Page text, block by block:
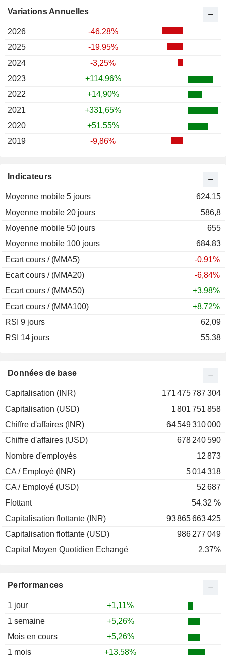
Performances
1 jour
+1,11%
1 semaine
+5,26%
Mois en cours
+5,26%
1 mois
+13,58%
Données de base
Capitalisation (INR)
171 475 787 304
Capitalisation (USD)
1 801 751 858
Chiffre d'affaires (INR)
64 549 310 000
Chiffre d'affaires (USD)
678 240 590
Nombre d'employés
12 873
CA / Employé (INR)
5 014 318
CA / Employé (USD)
52 687
Flottant
54.32 %
Capitalisation flottante (INR)
93 865 663 425
Capitalisation flottante (USD)
986 277 049
Capital Moyen Quotidien Echangé
2.37%
Indicateurs
Moyenne mobile 5 jours
624,15
Moyenne mobile 20 jours
586,8
Moyenne mobile 50 jours
655
Moyenne mobile 100 jours
684,83
Ecart cours / (MMA5)
-0,91%
Ecart cours / (MMA20)
-6,84%
Ecart cours / (MMA50)
+3,98%
Ecart cours / (MMA100)
+8,72%
RSI 9 jours
62,09
RSI 14 jours
55,38
Variations Annuelles
2026
-46,28%
2025
-19,95%
2024
-3,25%
2023
+114,96%
2022
+14,90%
2021
+331,65%
2020
+51,55%
2019
-9,86%